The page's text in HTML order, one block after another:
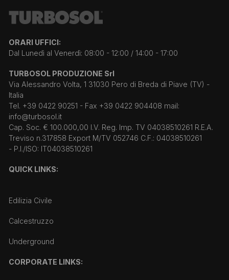
ORARI UFFICI:
Dal Lunedì al Venerdì: 08:00 - 12:00 / 14:00 - 17:00
TURBOSOL PRODUZIONE Srl
Via Alessandro Volta, 1 31030 Pero di Breda di Piave (TV) -
Italia
Tel. +39 0422 90251 - Fax +39 0422 904408 mail:
info@turbosol.it
Cap. Soc. € 100.000,00 I.V. Reg. Imp. TV 04038510261 R.E.A.
Treviso n.317858 Export M/TV 052746 C.F.: 04038510261
- P.I./ISO: IT04038510261
QUICK LINKS:
Edilizia Civile
Calcestruzzo
Underground
CORPORATE LINKS: